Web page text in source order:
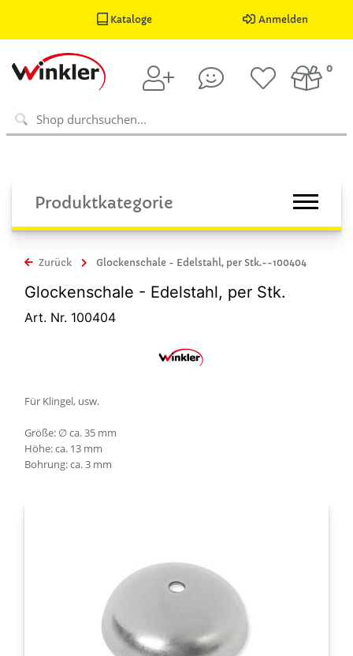
Kataloge Anmelden
0
Produktkategorie
Zurück Glockenschale - Edelstahl, per Stk.--100404
Glockenschale - Edelstahl, per Stk.
Art. Nr. 100404
Für Klingel, usw.
Größe: ∅ ca. 35 mm
Höhe: ca. 13 mm
Bohrung: ca. 3 mm